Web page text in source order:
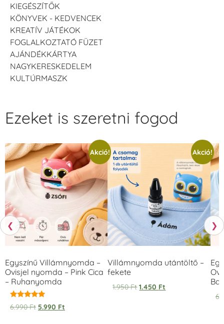
KIEGÉSZÍTŐK
KÖNYVEK - KEDVENCEK
KREATÍV JÁTÉKOK
FOGLALKOZTATÓ FÜZET
AJÁNDÉKKÁRTYA
NAGYKERESKEDELEM
KULTÚRMASZK
❮
Ezeket is szeretni fogod
Akció!
Egyszínű Villámnyomda –
Ovisjel nyomda – Pink Cica
– Ruhanyomda
Értékelés:
5.00
6.990Ft 5.990 Ft
Akció!
Villámnyomda utántöltő –
fekete
1.950Ft 1.450 Ft
❯